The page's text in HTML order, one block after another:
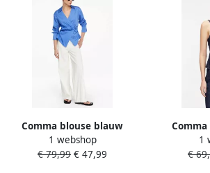
Comma blouse blauw
1 webshop
€ 79,99 € 47,99
1
€